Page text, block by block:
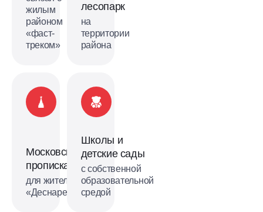
жилым
районом
«фаст-
треком»
лесопарк
на
территории
района
Московская
прописка
для жителей
«Деснаречья»
Школы и
детские сады
с собственной
образовательной
средой